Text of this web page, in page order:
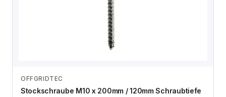
OFFGRIDTEC
Stockschraube M10 x 200mm / 120mm Schraubtiefe